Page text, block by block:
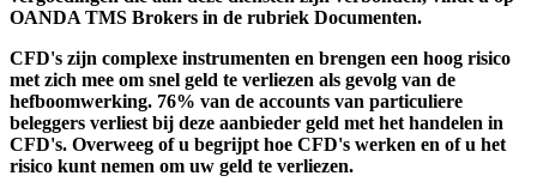
OANDA TMS Brokers in de rubriek Documenten.
CFD's zijn complexe instrumenten en brengen een hoog risico
met zich mee om snel geld te verliezen als gevolg van de
hefboomwerking. 76% van de accounts van particuliere
beleggers verliest bij deze aanbieder geld met het handelen in
CFD's. Overweeg of u begrijpt hoe CFD's werken en of u het
risico kunt nemen om uw geld te verliezen.